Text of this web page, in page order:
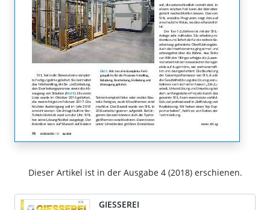
Dieser Artikel ist in der Ausgabe 4 (2018) erschienen.
GIESSEREI